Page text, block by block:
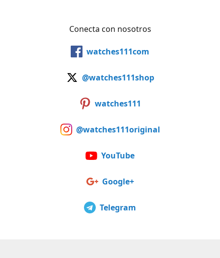
Conecta con nosotros
watches111com
@watches111shop
watches111
@watches111original
YouTube
Google+
Telegram